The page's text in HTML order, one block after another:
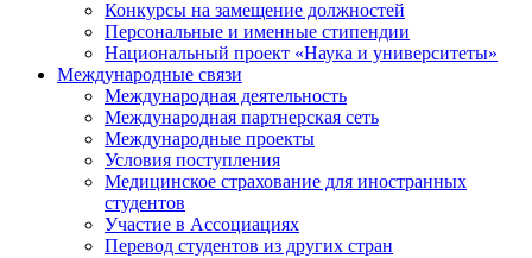
Конкурсы на замещение должностей
Персональные и именные стипендии
Национальный проект «Наука и университеты»
Международные связи
Международная деятельность
Международная партнерская сеть
Международные проекты
Условия поступления
Медицинское страхование для иностранных
студентов
Участие в Ассоциациях
Перевод студентов из других стран